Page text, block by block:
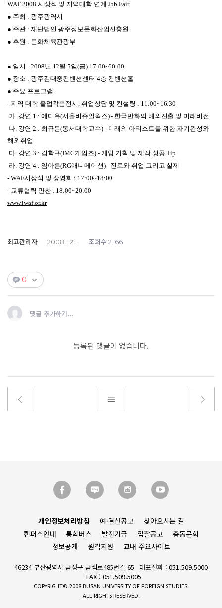
WAF 2008 시상식 및 지역대학 연계 Job Fair
● 주최 : 광주광역시
● 주관 : 재단법인 광주정보문화산업진흥원
● 후원 : 문화체육관광부
● 일시 : 2008년 12월 5일(금) 17:00~20:00
● 장소 : 광주김대중컨벤션센터 4층 컨벤션홀
● 주요 프로그램
- 지역 대학 졸업작품전시, 취업상담 및 컨설팅 : 11:00~16:30
가. 강연 1 : 에디유(서울비쥬얼웍스) - 한국만화의 해외진출 및 미래비전
나. 강연 2 : 최규돈(동서대학교수) - 미래의 아티스트를 위한 자기완성와
해외취업
다. 강연 3 : 김학규(IMC게임즈) - 게임 기획 및 제작 성공 Tip
라. 강연 4 : 임아론(RG애니메이션) - 진로와 취업 그리고 실제
- WAF시상식 및 상영회 : 17:00~18:00
- 교류협력 만찬 : 18:00~20:00
www.iwaf.or.kr
최고관리자 2008. 12. 1 조회수 2,166
0
댓글 추가하기...
등록된 댓글이 없습니다.
개인정보처리방침 예·결산공고
찾아오시는 길
캠퍼스안내
통학버스 발전기금 입찰공고
총동문회
정보공개
원격지원 교내 주요사이트
46234 부산광역시 금정구 금샘로485번길 65
대표전화 : 051.509.5000
FAX : 051.509.5005
COPYRIGHT© 2008 BUSAN UNIVERSITY OF FOREIGN STUDIES.
ALL RIGHTS RESERVED.